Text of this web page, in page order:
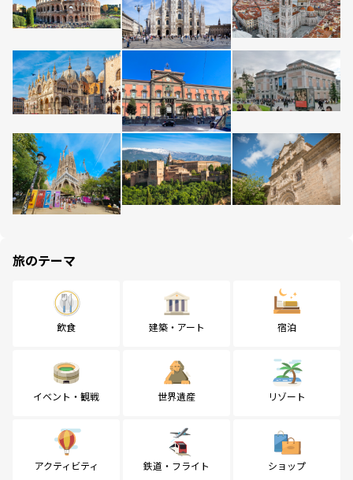
旅のテーマ
飲食 建築・アート 宿泊
イベント・観戦 世界遺産 リゾート
アクティビティ 鉄道・フライト ショップ